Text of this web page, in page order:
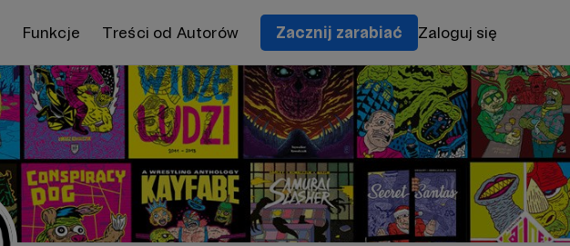
Funkcje Treści od Autorów Zacznij zarabiać Zaloguj się